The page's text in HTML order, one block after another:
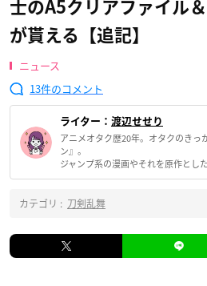
士のA5クリアファイル
が貰える【追記】
ニュース
13
ライター： 渡辺せせり
アニメオタク歴20年。オタクのきっ
ン』。
ジャンプ系の漫画やそれを原作とし
カテゴリ : 刀剣乱舞